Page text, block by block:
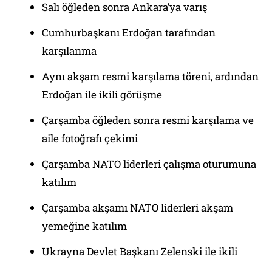
Salı öğleden sonra Ankara’ya varış
Cumhurbaşkanı Erdoğan tarafından
karşılanma
Aynı akşam resmi karşılama töreni, ardından
Erdoğan ile ikili görüşme
Çarşamba öğleden sonra resmi karşılama ve
aile fotoğrafı çekimi
Çarşamba NATO liderleri çalışma oturumuna
katılım
Çarşamba akşamı NATO liderleri akşam
yemeğine katılım
Ukrayna Devlet Başkanı Zelenski ile ikili